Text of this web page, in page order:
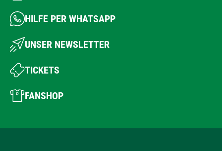
HILFE PER WHATSAPP
UNSER NEWSLETTER
TICKETS
FANSHOP